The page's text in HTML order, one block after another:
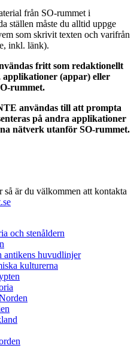
från SO-rummet i
ställen måste du alltid uppge
som skrivit texten och varifrån
inkl. länk).
fritt som redaktionellt
applikationer (appar) eller
rummet.
användas till att prompta
på andra applikationer
nätverk utanför SO-rummet.
är du välkommen att kontakta
och stenåldern
antikens huvudlinjer
kulturerna